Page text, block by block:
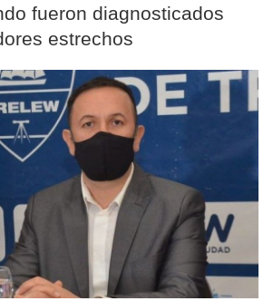
fueron diagnosticados
estrechos